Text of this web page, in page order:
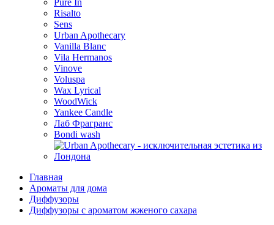
Pure In
Risalto
Sens
Urban Apothecary
Vanilla Blanc
Vila Hermanos
Vinove
Voluspa
Wax Lyrical
WoodWick
Yankee Candle
Лаб Фрагранс
Bondi wash
Главная
Ароматы для дома
Диффузоры
Диффузоры с ароматом жженого сахара